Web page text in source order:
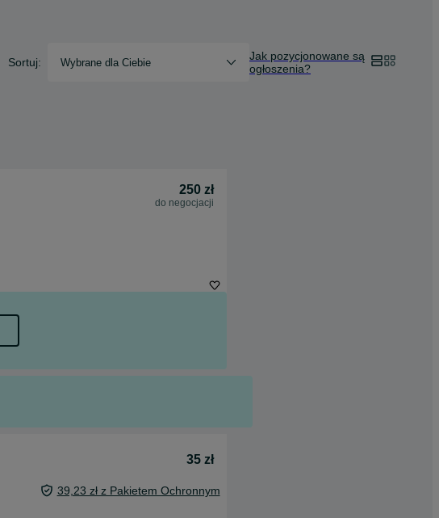
Sortuj: Wybrane dla Ciebie
Jak pozycjonowane są
ogłoszenia?
250 zł
do negocjacji
35 zł
39,23 zł z Pakietem Ochronnym